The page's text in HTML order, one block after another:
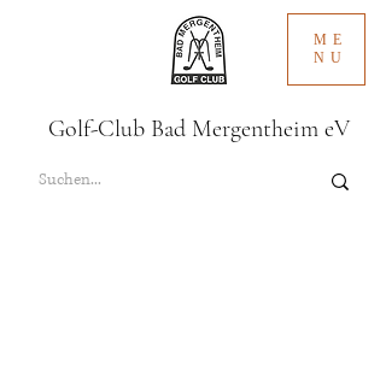
ME
NU
Golf-Club Bad Mergentheim eV